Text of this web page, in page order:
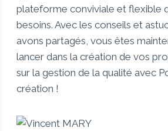
plateforme conviviale et flexible
besoins. Avec les conseils et
avons partagés, vous êtes
lancer dans la création de vos
sur la gestion de la qualité avec
création !